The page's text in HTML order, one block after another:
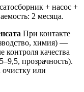
+ насос +
2 месяца.
При контакте
химия) —
контроля качества
прозрачность).
очистку или